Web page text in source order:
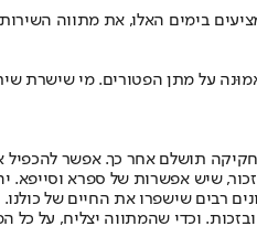
בימים האלו, את מתווה
על מתן הפטורים. מי שישרת
תושלם אחר כך. אפשר
שיש אפשרות של ספרא וסייפא.
רבים שישפרו את החיים של כולנו.
וכדי שהמתווה יצליח, על כל